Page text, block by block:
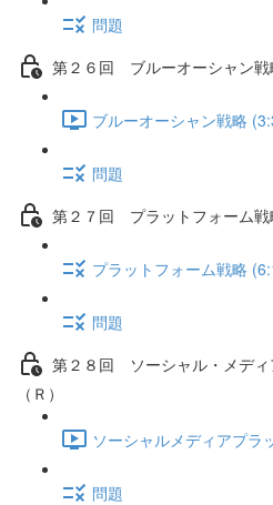
問題
第２６回 ブルーオーシャン戦
ブルーオーシャン戦略
問題
第２７回 プラットフォーム戦
プラットフォーム戦略
問題
第２８回 ソーシャル・メディ
（Ｒ）
ソーシャルメディアプラ
問題